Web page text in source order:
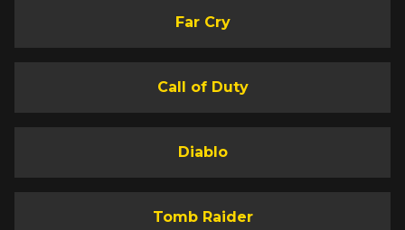
Far Cry
Call of Duty
Diablo
Tomb Raider